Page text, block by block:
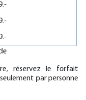
réservez le forfait
par personne